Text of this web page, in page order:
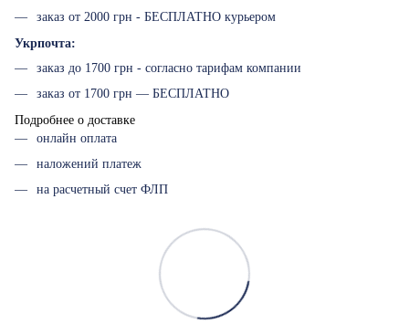
заказ от 2000 грн - БЕСПЛАТНО курьером
Укрпочта:
заказ до 1700 грн - согласно тарифам компании
заказ от 1700 грн — БЕСПЛАТНО
Подробнее о доставке
онлайн оплата
наложений платеж
на расчетный счет ФЛП